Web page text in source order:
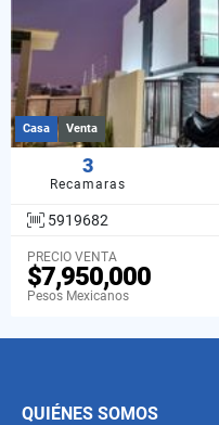
Casa Venta
3
Recamaras
5919682
PRECIO VENTA
$7,950,000
Pesos Mexicanos
QUIÉNES SOMOS